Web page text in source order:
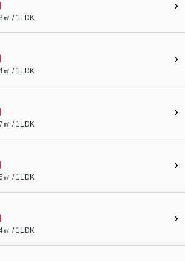
㎡ / 1LDK
㎡ / 1LDK
㎡ / 1LDK
㎡ / 1LDK
㎡ / 1LDK